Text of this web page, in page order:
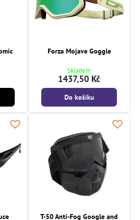
Forza Mojave Goggle
Skladem
1437,50 Kč
Do košíku
T-50 Anti-Fog Google and